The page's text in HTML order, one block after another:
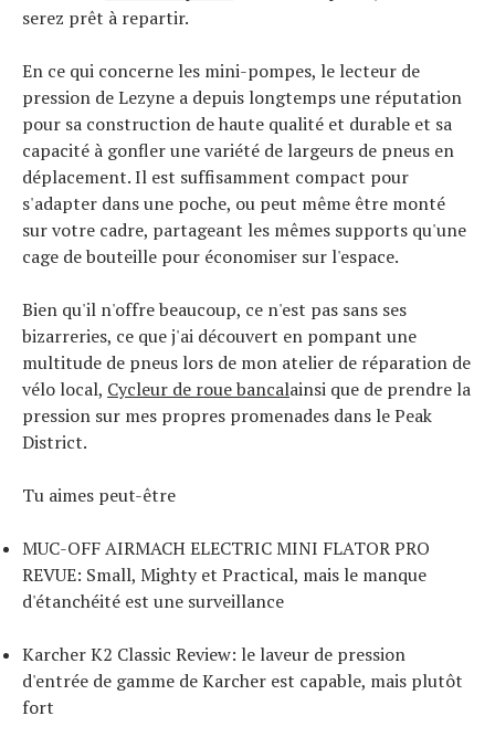
serez prêt à repartir.
En ce qui concerne les mini-pompes, le lecteur de
pression de Lezyne a depuis longtemps une réputation
pour sa construction de haute qualité et durable et sa
capacité à gonfler une variété de largeurs de pneus en
déplacement. Il est suffisamment compact pour
s'adapter dans une poche, ou peut même être monté
sur votre cadre, partageant les mêmes supports qu'une
cage de bouteille pour économiser sur l'espace.
Bien qu'il n'offre beaucoup, ce n'est pas sans ses
bizarreries, ce que j'ai découvert en pompant une
multitude de pneus lors de mon atelier de réparation de
vélo local, Cycleur de roue bancalainsi que de prendre la
pression sur mes propres promenades dans le Peak
District.
Tu aimes peut-être
MUC-OFF AIRMACH ELECTRIC MINI FLATOR PRO
REVUE: Small, Mighty et Practical, mais le manque
d'étanchéité est une surveillance
Karcher K2 Classic Review: le laveur de pression
d'entrée de gamme de Karcher est capable, mais plutôt
fort